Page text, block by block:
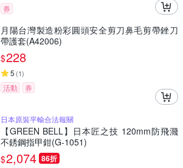
券
月陽台灣製造粉彩圓頭安全剪刀鼻毛剪帶銼刀
帶護套(A42006)
$228
5 (1)
活動 券
日本原裝平輸合法報關
【GREEN BELL】日本匠之技 120mm防飛濺
不銹鋼指甲鉗(G-1051)
$2,074 86折